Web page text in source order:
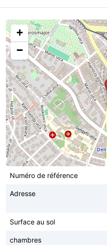
+
−
Numéro de référence
Adresse
Surface au sol
chambres